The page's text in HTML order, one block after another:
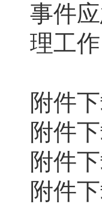
事件
理工
附件
附件
附件
附件